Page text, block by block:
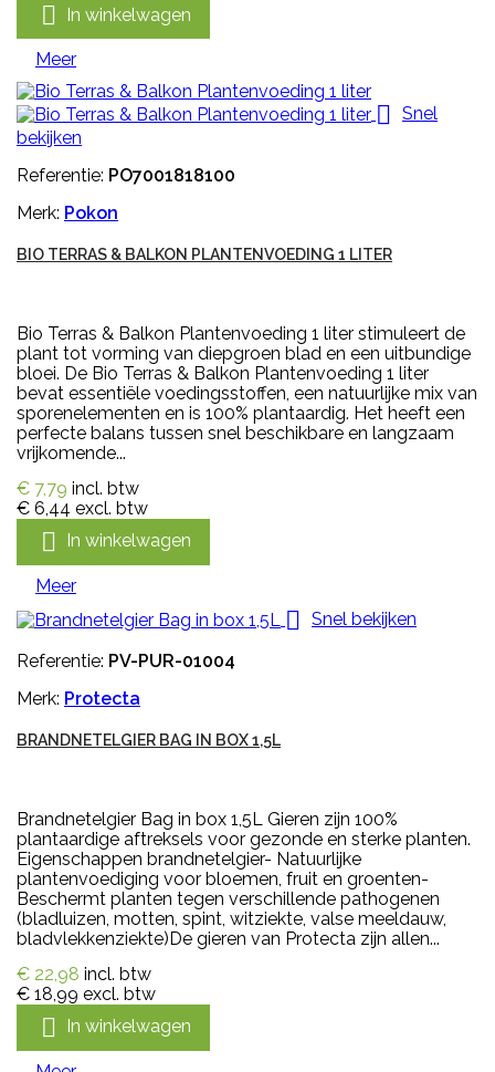
 In winkelwagen
Meer

Snel
bekijken
Referentie: PO7001818100
Merk: Pokon
BIO TERRAS & BALKON PLANTENVOEDING 1 LITER
Bio Terras & Balkon Plantenvoeding 1 liter stimuleert de
plant tot vorming van diepgroen blad en een uitbundige
bloei. De Bio Terras & Balkon Plantenvoeding 1 liter
bevat essentiële voedingsstoffen, een natuurlijke mix van
sporenelementen en is 100% plantaardig. Het heeft een
perfecte balans tussen snel beschikbare en langzaam
vrijkomende...
€ 7,79 incl. btw
€ 6,44 excl. btw
 In winkelwagen
Meer

Snel bekijken
Referentie: PV-PUR-01004
Merk: Protecta
BRANDNETELGIER BAG IN BOX 1,5L
Brandnetelgier Bag in box 1,5L Gieren zijn 100%
plantaardige aftreksels voor gezonde en sterke planten.
Eigenschappen brandnetelgier- Natuurlijke
plantenvoediging voor bloemen, fruit en groenten-
Beschermt planten tegen verschillende pathogenen
(bladluizen, motten, spint, witziekte, valse meeldauw,
bladvlekkenziekte)De gieren van Protecta zijn allen...
€ 22,98 incl. btw
€ 18,99 excl. btw
 In winkelwagen